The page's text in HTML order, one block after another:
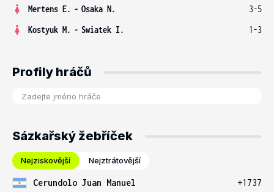
Mertens E. - Osaka N.
3-5
Kostyuk M. - Swiatek I. 1-3
Profily hráčů
Sázkařský žebříček
Nejziskovější Nejztrátovější
Cerundolo Juan Manuel
+1737